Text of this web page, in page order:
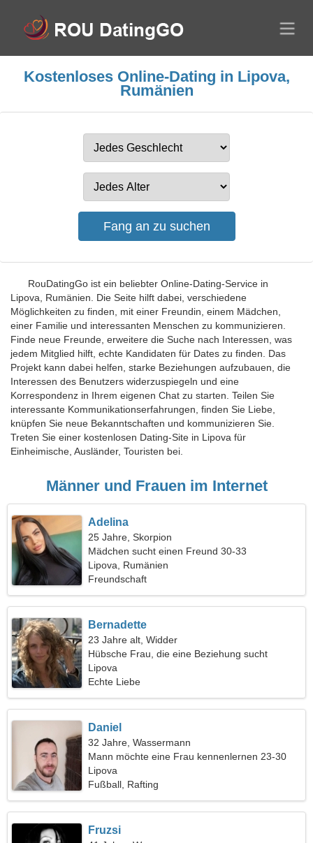
Kostenloses Online-Dating in Lipova,
Rumänien
RouDatingGo ist ein beliebter Online-Dating-Service in
Lipova, Rumänien. Die Seite hilft dabei, verschiedene
Möglichkeiten zu finden, mit einer Freundin, einem Mädchen,
einer Familie und interessanten Menschen zu kommunizieren.
Finde neue Freunde, erweitere die Suche nach Interessen, was
jedem Mitglied hilft, echte Kandidaten für Dates zu finden. Das
Projekt kann dabei helfen, starke Beziehungen aufzubauen, die
Interessen des Benutzers widerzuspiegeln und eine
Korrespondenz in Ihrem eigenen Chat zu starten. Teilen Sie
interessante Kommunikationserfahrungen, finden Sie Liebe,
knüpfen Sie neue Bekanntschaften und kommunizieren Sie.
Treten Sie einer kostenlosen Dating-Site in Lipova für
Einheimische, Ausländer, Touristen bei.
Männer und Frauen im Internet
Adelina
25 Jahre, Skorpion
Mädchen sucht einen Freund 30-33
Lipova, Rumänien
Freundschaft
Bernadette
23 Jahre alt, Widder
Hübsche Frau, die eine Beziehung sucht
Lipova
Echte Liebe
Daniel
32 Jahre, Wassermann
Mann möchte eine Frau kennenlernen 23-30
Lipova
Fußball, Rafting
Fruzsi